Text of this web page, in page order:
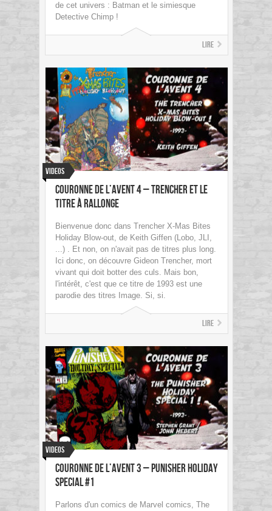
de cet univers : Batman et le simiesque
Detective Chimp !
Lire
Videos
Couronne de l’avent 4 – Trencher et le
titre à rallonge
Bienvenue donc dans Trencher X-Mas Bites
Holiday Blow-out, de Keith Giffen (Lobo, JLI,
...) . Et non, on n'avait pas de titres plus long.
Ici donc, on découvre Gideon Trencher, mort
vivant qui doit botter des culs. Mais bon,
l'intérêt, c'est que ce titre de 1993 est une
parodie des titres Image. Si, si.
Lire
Videos
Couronne de l’avent 3 – Punisher Holiday
Special #1
Parlons d'un comics de Marvel comics, The